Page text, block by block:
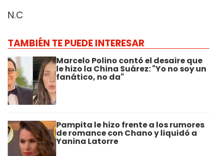
N.C
TAMBIÉN TE PUEDE INTERESAR
Marcelo Polino contó el desaire que
le hizo la China Suárez: "Yo no soy un
fanático, no da"
Pampita le hizo frente a los rumores
de romance con Chano y liquidó a
Yanina Latorre